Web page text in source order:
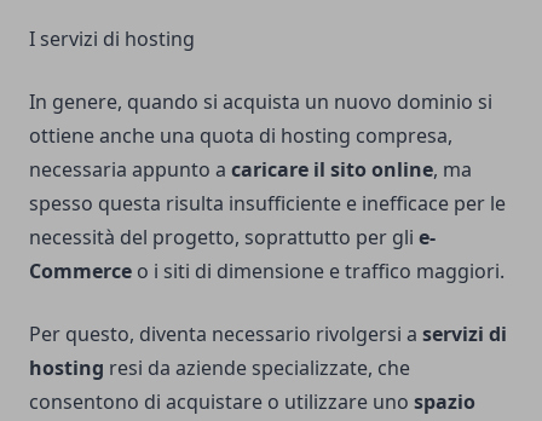
I servizi di hosting
In genere, quando si acquista un nuovo dominio si
ottiene anche una quota di hosting compresa,
necessaria appunto a caricare il sito online, ma
spesso questa risulta insufficiente e inefficace per le
necessità del progetto, soprattutto per gli e-
Commerce o i siti di dimensione e traffico maggiori.
Per questo, diventa necessario rivolgersi a servizi di
hosting resi da aziende specializzate, che
consentono di acquistare o utilizzare uno spazio